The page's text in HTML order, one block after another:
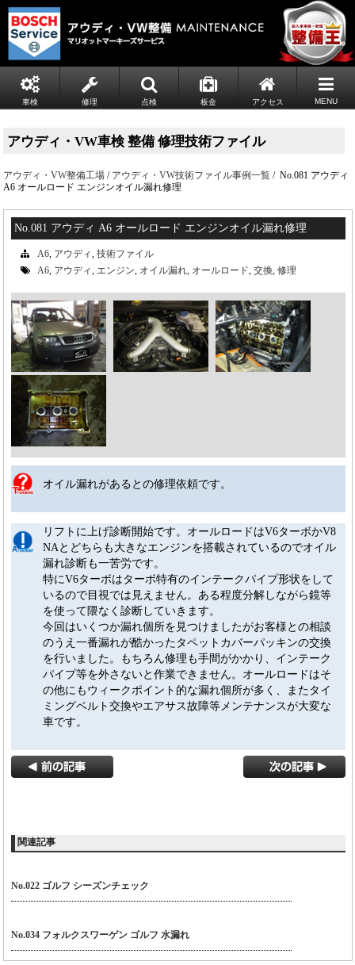
車検 修理 点検 板金 アクセス MENU
アウディ・VW車検 整備 修理技術ファイル
アウディ・VW整備工場 / アウディ・VW技術ファイル事例一覧 / No.081 アウディ
A6 オールロード エンジンオイル漏れ修理
No.081 アウディ A6 オールロード エンジンオイル漏れ修理
A6, アウディ
技術ファイル
A6, アウディ エンジン オイル漏れ, オールロード 交換 修理
オイル漏れがあるとの修理依頼です。
リフトに上げ診断開始です。オールロードはV6ターボかV8
NAとどちらも大きなエンジンを搭載されているのでオイル
漏れ診断も一苦労です。
特にV6ターボはターボ特有のインテークパイプ形状をして
いるので目視では見えません。ある程度分解しながら鏡等
を使って隈なく診断していきます。
今回はいくつか漏れ個所を見つけましたがお客様との相談
のうえ一番漏れが酷かったタペットカバーパッキンの交換
を行いました。もちろん修理も手間がかかり、インテーク
パイプ等を外さないと作業できません。オールロードはそ
の他にもウィークポイント的な漏れ個所が多く、またタイ
ミングベルト交換やエアサス故障等メンテナンスが大変な
車です。
関連記事
No.022 ゴルフ シーズンチェック
No.034 フォルクスワーゲン ゴルフ 水漏れ